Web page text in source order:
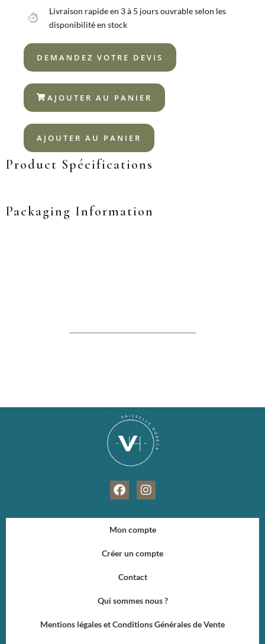
Livraison rapide en 3 à 5 jours ouvrable selon les
disponibilité en stock
DEMANDEZ VOTRE DEVIS
AJOUTER AU PANIER
AJOUTER AU PANIER
Product Spécifications
Packaging Information
F
a
e
b
o
I
n
t
a
r
m
Mon compte
Créer un compte
Contact
Qui sommes nous ?
Mentions légales et Conditions Générales de Vente